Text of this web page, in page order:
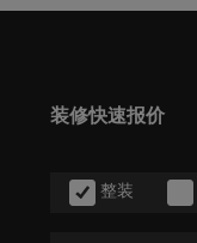
装修快速报价
整装